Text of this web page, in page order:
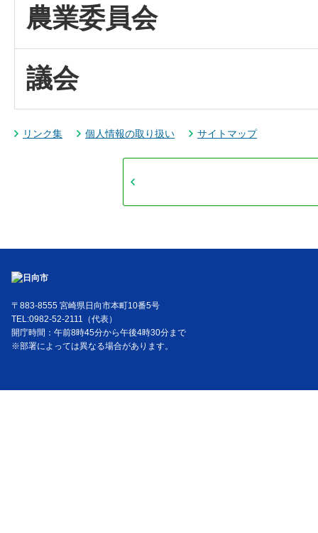
農業委員会
議会
リンク集 個人情報の取り扱い サイトマップ
〒883-8555 宮崎県日向市本町10番5号
TEL:0982-52-2111（代表）
開庁時間：午前8時45分から午後4時30分まで
※部署によっては異なる場合があります。